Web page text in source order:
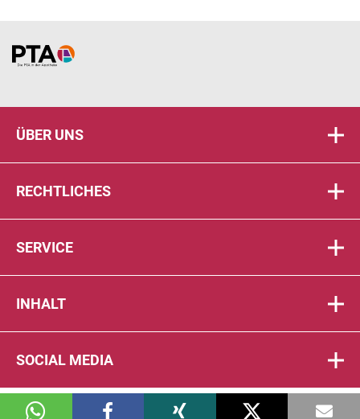
Home
ÜBER UNS
RECHTLICHES
SERVICE
INHALT
SOCIAL MEDIA
© 2026 DIE PTA IN DER APOTHEKE